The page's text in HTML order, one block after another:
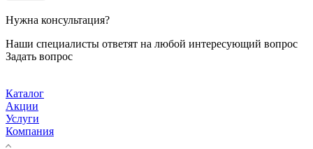
Нужна консультация?
Наши специалисты ответят на любой интересующий вопрос
Задать вопрос
Каталог
Акции
Услуги
Компания